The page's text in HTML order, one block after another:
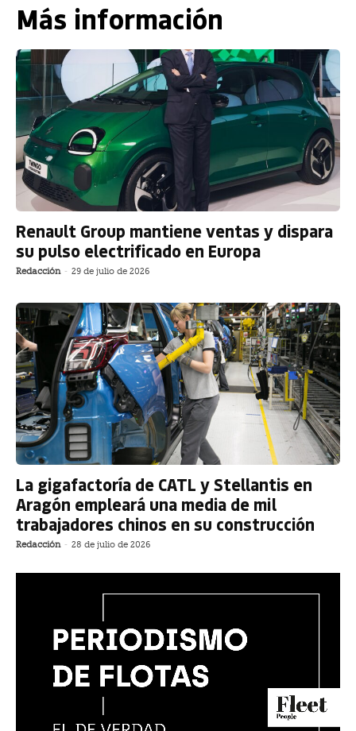
Más información
Renault Group mantiene ventas y dispara
su pulso electrificado en Europa
Redacción - 29 de julio de 2026
La gigafactoría de CATL y Stellantis en
Aragón empleará una media de mil
trabajadores chinos en su construcción
Redacción - 28 de julio de 2026